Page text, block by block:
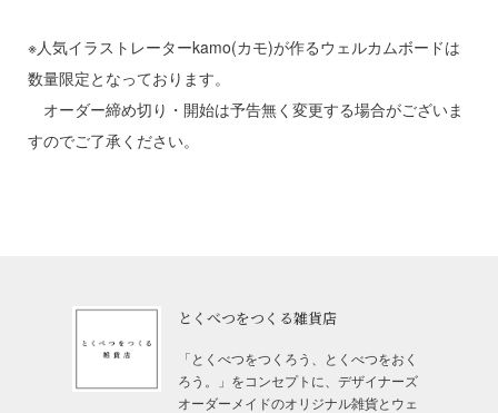
※人気イラストレーターkamo(カモ)が作るウェルカムボードは
数量限定となっております。
オーダー締め切り・開始は予告無く変更する場合がございま
すのでご了承ください。
とくべつをつくる雑貨店
「とくべつをつくろう、とくべつをおく
ろう。」をコンセプトに、デザイナーズ
オーダーメイドのオリジナル雑貨とウェ